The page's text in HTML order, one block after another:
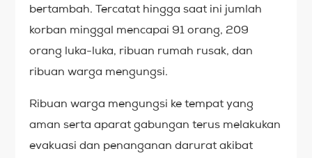
bertambah. Tercatat hingga saat ini jumlah
korban minggal mencapai 91 orang, 209
orang luka-luka, ribuan rumah rusak, dan
ribuan warga mengungsi.
Ribuan warga mengungsi ke tempat yang
aman serta aparat gabungan terus melakukan
evakuasi dan penanganan darurat akibat